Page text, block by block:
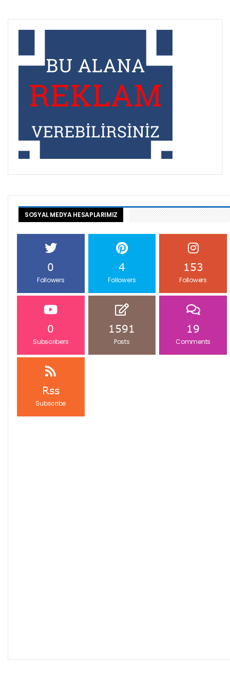
SOSYAL MEDYA HESAPLARIMIZ
0
Followers
4
Followers
153
Followers
0
Subscribers
1591
Posts
19
Comments
Rss
Subscribe